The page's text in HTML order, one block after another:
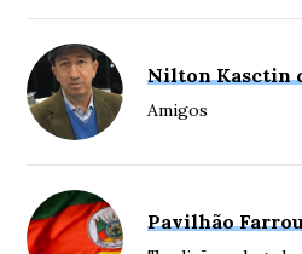
Nilton Kasctin
Amigos
Pavilhão